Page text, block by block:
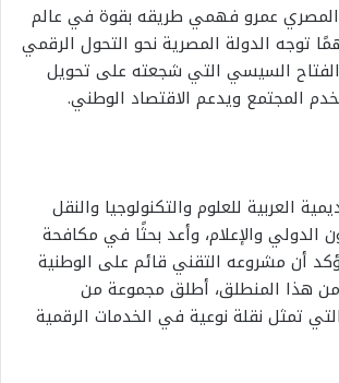
المصري عمرو فهمي طريقه بقوة في عالم
توجه الدولة المصرية نحو التحول الرقمي
الفتاح السيسي التي شجعته على تحويل
المجتمع ويدعم الاقتصاد الوطني.
العربية للعلوم والتكنولوجيا والنقل
الدولي والإعلام، وأعد بحثًا في مكافحة
أن مشروعه التقني قائم على الوطنية
هذا المنطلق، أطلق مجموعة من
تمثل نقلة نوعية في الخدمات الرقمية